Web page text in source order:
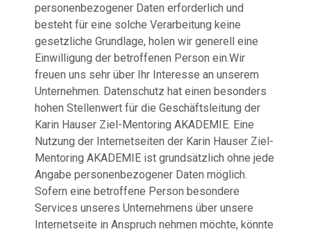
personenbezogener Daten erforderlich und
besteht für eine solche Verarbeitung keine
gesetzliche Grundlage, holen wir generell eine
Einwilligung der betroffenen Person ein.Wir
freuen uns sehr über Ihr Interesse an unserem
Unternehmen. Datenschutz hat einen besonders
hohen Stellenwert für die Geschäftsleitung der
Karin Hauser Ziel-Mentoring AKADEMIE. Eine
Nutzung der Internetseiten der Karin Hauser Ziel-
Mentoring AKADEMIE ist grundsätzlich ohne jede
Angabe personenbezogener Daten möglich.
Sofern eine betroffene Person besondere
Services unseres Unternehmens über unsere
Internetseite in Anspruch nehmen möchte, könnte